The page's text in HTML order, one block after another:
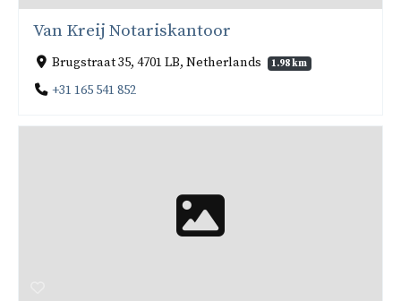
Van Kreij Notariskantoor
Brugstraat 35, 4701 LB, Netherlands 1.98 km
+31 165 541 852